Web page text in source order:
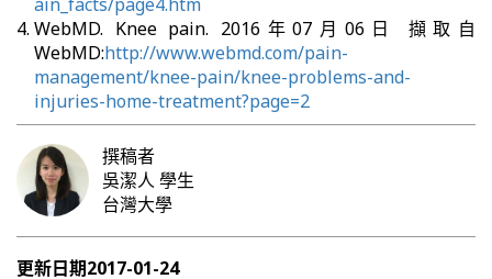
WebMD. Knee pain. 2016年07月06日 擷取自
WebMD:http://www.webmd.com/pain-
management/knee-pain/knee-problems-and-
injuries-home-treatment?page=2
撰稿者
吳潔人 學生
台灣大學
更新日期2017-01-24